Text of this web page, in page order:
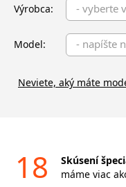
Výrobca: - vyberte
Model: - napíšte
Neviete, aký máte
18
Skúsení
máme viac